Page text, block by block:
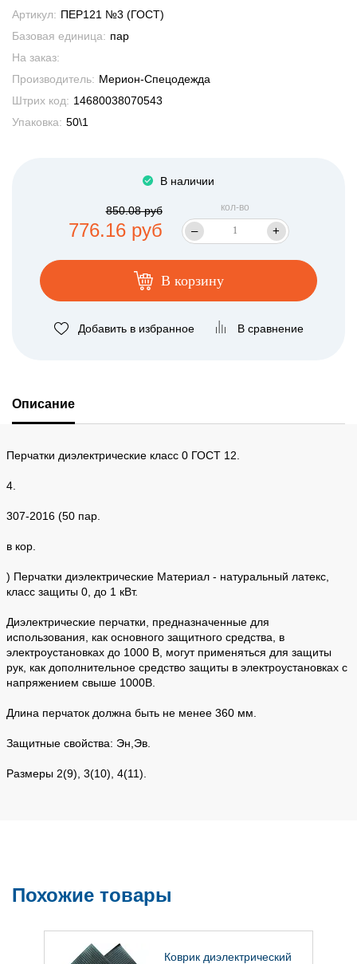
Артикул: ПЕР121 №3 (ГОСТ)
Базовая единица: пар
На заказ:
Производитель: Мерион-Спецодежда
Штрих код: 14680038070543
Упаковка: 50\1
В наличии
850.08 руб
776.16 руб
кол-во
– +
В корзину
Добавить в избранное В сравнение
Описание
Перчатки диэлектрические класс 0 ГОСТ 12.
4.
307-2016 (50 пар.
в кор.
) Перчатки диэлектрические Материал - натуральный латекс,
класс защиты 0, до 1 кВт.
Диэлектрические перчатки, предназначенные для
использования, как основного защитного средства, в
электроустановках до 1000 В, могут применяться для защиты
рук, как дополнительное средство защиты в электроустановках с
напряжением свыше 1000В.
Длина перчаток должна быть не менее 360 мм.
Защитные свойства: Эн,Эв.
Размеры 2(9), 3(10), 4(11).
Похожие товары
Коврик диэлектрический